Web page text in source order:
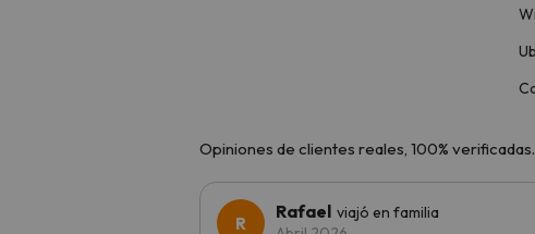
Opiniones de clientes reales, 100% verificadas.
Rafael viajó en familia